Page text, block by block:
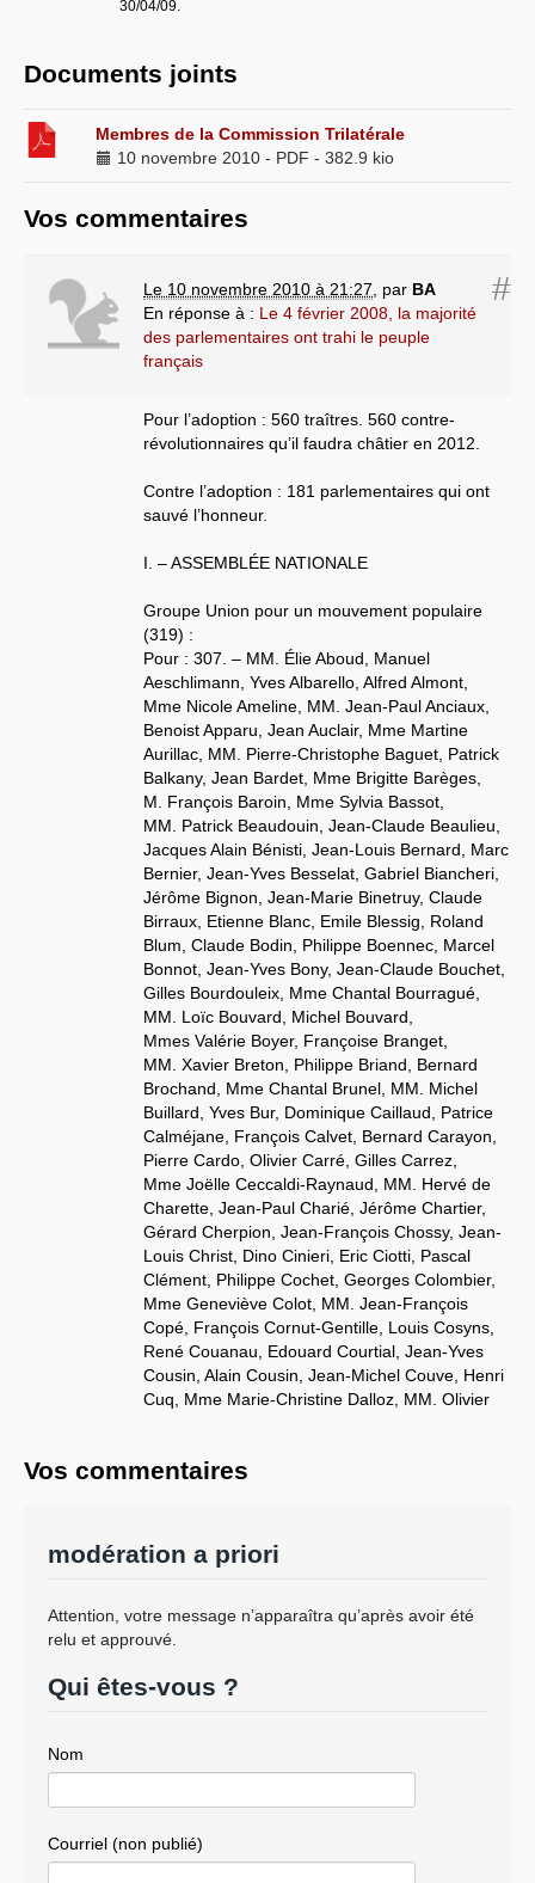
30/04/09.
Documents joints
Membres de la Commission Trilatérale
10 novembre 2010 - PDF - 382.9 kio
Vos commentaires
#
Le 10 novembre 2010 à 21:27 par BA
En réponse à : Le 4 février 2008, la majorité
des parlementaires ont trahi le peuple
français
Pour l’adoption : 560 traîtres. 560 contre-
révolutionnaires qu’il faudra châtier en 2012.
Contre l’adoption : 181 parlementaires qui ont
sauvé l’honneur.
I. – ASSEMBLÉE NATIONALE
Groupe Union pour un mouvement populaire
(319) :
Pour : 307. – MM. Élie Aboud, Manuel
Aeschlimann, Yves Albarello, Alfred Almont,
Mme Nicole Ameline, MM. Jean-Paul Anciaux,
Benoist Apparu, Jean Auclair, Mme Martine
Aurillac, MM. Pierre-Christophe Baguet, Patrick
Balkany, Jean Bardet, Mme Brigitte Barèges,
M. François Baroin, Mme Sylvia Bassot,
MM. Patrick Beaudouin, Jean-Claude Beaulieu,
Jacques Alain Bénisti, Jean-Louis Bernard, Marc
Bernier, Jean-Yves Besselat, Gabriel Biancheri,
Jérôme Bignon, Jean-Marie Binetruy, Claude
Birraux, Etienne Blanc, Emile Blessig, Roland
Blum, Claude Bodin, Philippe Boennec, Marcel
Bonnot, Jean-Yves Bony, Jean-Claude Bouchet,
Gilles Bourdouleix, Mme Chantal Bourragué,
MM. Loïc Bouvard, Michel Bouvard,
Mmes Valérie Boyer, Françoise Branget,
MM. Xavier Breton, Philippe Briand, Bernard
Brochand, Mme Chantal Brunel, MM. Michel
Buillard, Yves Bur, Dominique Caillaud, Patrice
Calméjane, François Calvet, Bernard Carayon,
Pierre Cardo, Olivier Carré, Gilles Carrez,
Mme Joëlle Ceccaldi-Raynaud, MM. Hervé de
Charette, Jean-Paul Charié, Jérôme Chartier,
Gérard Cherpion, Jean-François Chossy, Jean-
Louis Christ, Dino Cinieri, Eric Ciotti, Pascal
Clément, Philippe Cochet, Georges Colombier,
Mme Geneviève Colot, MM. Jean-François
Copé, François Cornut-Gentille, Louis Cosyns,
René Couanau, Edouard Courtial, Jean-Yves
Cousin, Alain Cousin, Jean-Michel Couve, Henri
Cuq, Mme Marie-Christine Dalloz, MM. Olivier
Deflesselles, Lucien Degauchy, Rémi Delatte,
Bernard Depierre, Vincent Descoeur, Patrick
Devedjian, Nicolas Dhuicq, Eric Diard, Michel
Door, Dominique Dord, Jean-Pierre Dupont,
Renaud Dutreil, Mme Marie-Hélène des
Yannick Favennec, Georges Fenech, Jean-
Franco, MM. Pierre Frogier, Yves Fromion,
Scheit, Jean-Paul Garraud, Daniel Garrigue,
Vos commentaires
modération a priori
Attention, votre message n’apparaîtra qu’après avoir été
relu et approuvé.
Qui êtes-vous ?
Nom
Courriel (non publié)